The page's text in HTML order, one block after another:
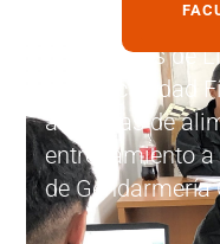
11 diciembre, 2023
Estudiantes de
de la Actividad
asesorías de
entrenamiento
de Gendarmería